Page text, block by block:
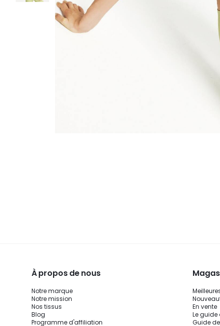
À propos de nous
Notre marque
Notre mission
Nos tissus
Blog
Programme d'affiliation
En vente
Le
Guide